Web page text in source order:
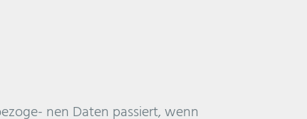
nen Daten passiert, wenn